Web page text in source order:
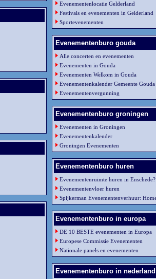
Evenementenlocatie Gelderland
Festivals en evenementen in Gelderland
Sportevenementen
Evenementenburo gouda
Alle concerten en evenementen
Evenementen in Gouda
Evenementen Welkom in Gouda
Evenementenkalender Gemeente Gouda
Evenementenvergunning
Evenementenburo groningen
Evenementen in Groningen
Evenementenkalender
Groningen Evenementen
Evenementenburo huren
Evenementenruimte huren in Enschede?
Evenementenvloer huren
Spijkerman Evenementenverhuur:
Evenementenburo in europa
DE 10 BESTE evenementen in Europa
Europese Commissie Evenementen
Nationale panels en evenementen
Evenementenburo in nederland